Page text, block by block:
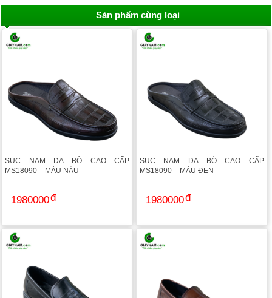
Sản phẩm cùng loại
SỤC NAM DA BÒ CAO CẤP
MS18090 – MÀU NÂU
1980000
SỤC NAM DA BÒ CAO CẤP
MS18090 – MÀU ĐEN
1980000